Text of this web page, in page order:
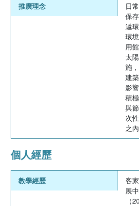
推廣理念
日
保
遞
環
用
太
施
建
影
積
與
次
之內
個人經歷
教學經歷
客
展
（